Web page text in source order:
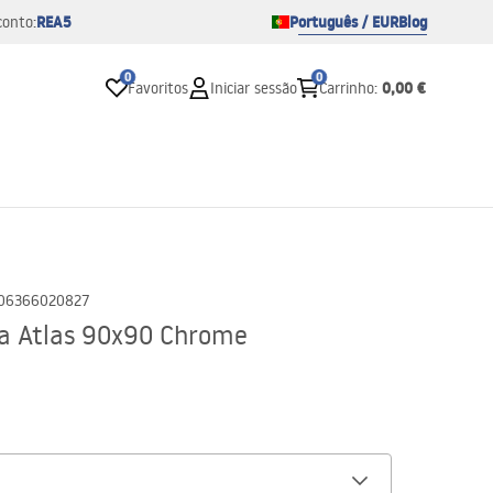
REA5 Português / EURBlog
0
Favoritos Iniciar sessão
0
Carrinho: 0,00 €
Atlas 90x90 Chrome